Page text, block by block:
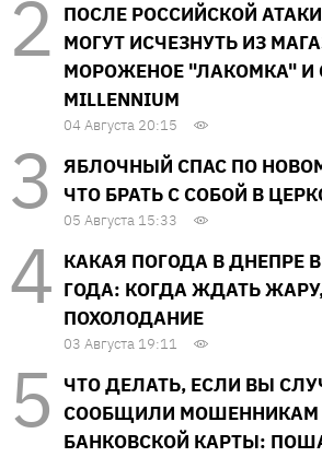
ПОСЛЕ РОССИЙСКОЙ
МОГУТ ИСЧЕЗНУТЬ ИЗ
МОРОЖЕНОЕ "ЛАКОМКА" И
MILLENNIUM
04 Августа 20:15
ЯБЛОЧНЫЙ СПАС ПО
ЧТО БРАТЬ С СОБОЙ В
05 Августа 15:33
КАКАЯ ПОГОДА В ДНЕПРЕ В
ГОДА: КОГДА ЖДАТЬ
ПОХОЛОДАНИЕ
03 Августа 19:11
ЧТО ДЕЛАТЬ, ЕСЛИ ВЫ
СООБЩИЛИ
БАНКОВСКОЙ КАРТЫ: